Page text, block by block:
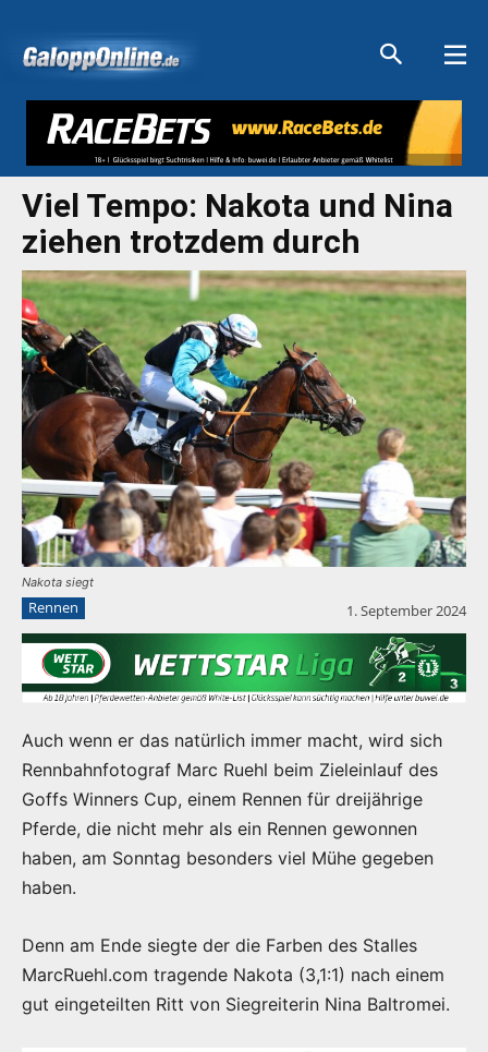
Viel Tempo: Nakota und Nina
ziehen trotzdem durch
Nakota siegt
Rennen 1. September 2024
Auch wenn er das natürlich immer macht, wird sich
Rennbahnfotograf Marc Ruehl beim Zieleinlauf des
Goffs Winners Cup, einem Rennen für dreijährige
Pferde, die nicht mehr als ein Rennen gewonnen
haben, am Sonntag besonders viel Mühe gegeben
haben.
Denn am Ende siegte der die Farben des Stalles
MarcRuehl.com tragende Nakota (3,1:1) nach einem
gut eingeteilten Ritt von Siegreiterin Nina Baltromei.